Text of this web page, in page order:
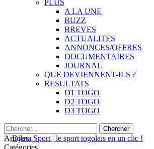
PLUS
A LA UNE
BUZZ
BREVES
ACTUALITES
ANNONCES/OFFRES
DOCUMENTAIRES
JOURNAL
QUE DEVIENNENT-ILS ?
RESULTATS
D1 TOGO
D2 TOGO
D3 TOGO
Articles
Catégories